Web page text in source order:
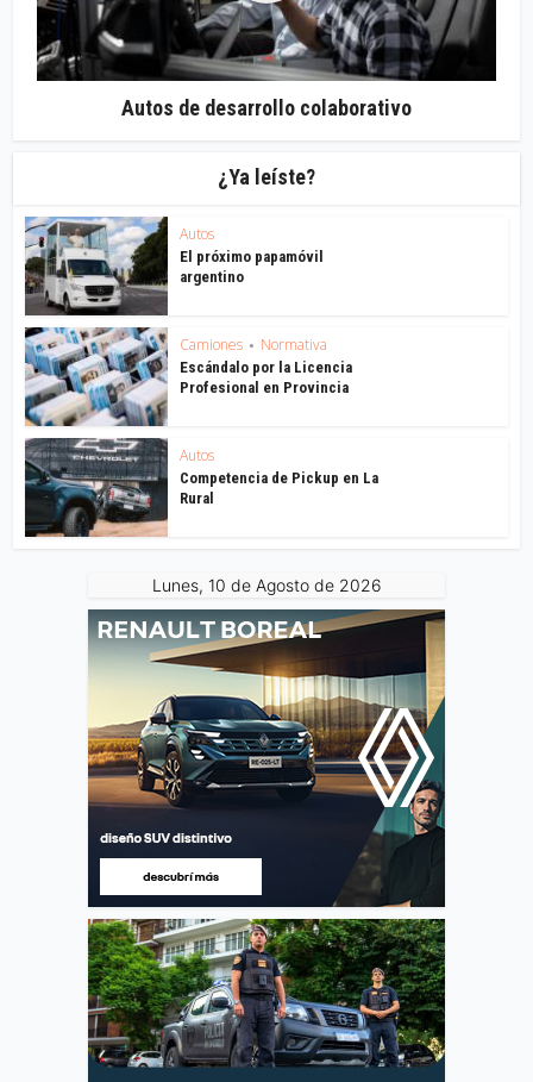
Autos de desarrollo colaborativo
¿Ya leíste?
Autos
El próximo papamóvil
argentino
Camiones • Normativa
Escándalo por la Licencia
Profesional en Provincia
Autos
Competencia de Pickup en La
Rural
Lunes, 10 de Agosto de 2026